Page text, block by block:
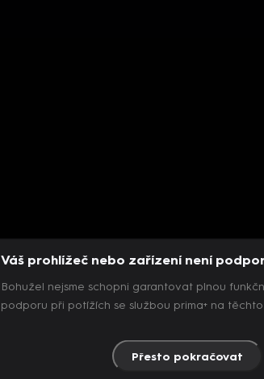
Váš prohlížeč nebo zařízení není
Bohužel nejsme schopni garantovat plnou
podporu při potížích se službou prima+ na těchto
Přesto pokračovat